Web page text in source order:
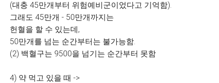
(대충 45만개부터 위험예비군이었다고 기억함).
그래도 45만개 - 50만개까지는
헌혈을 할 수 있는데,
50만개를 넘는 순간부터는 불가능함.
(2) 백혈구는 9500을 넘기는 순간부터 못함
4) 약 먹고 있을 때 ->